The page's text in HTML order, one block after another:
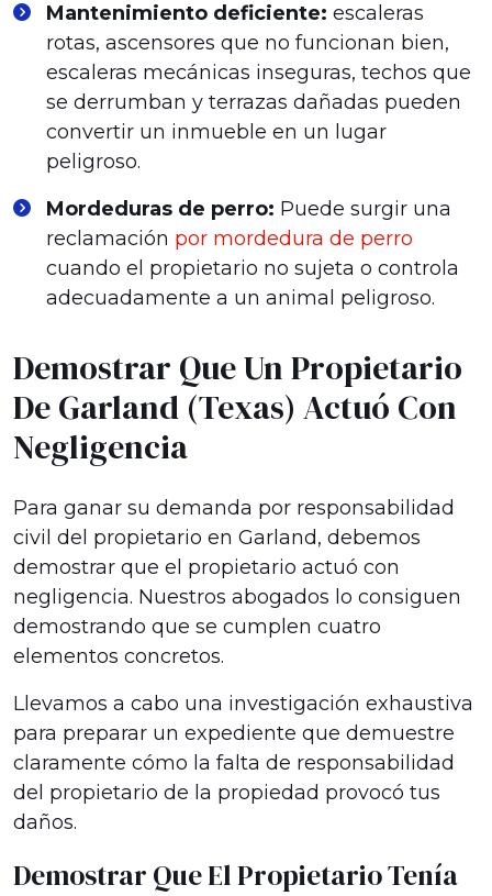
Mantenimiento deficiente: escaleras
rotas, ascensores que no funcionan bien,
escaleras mecánicas inseguras, techos que
se derrumban y terrazas dañadas pueden
convertir un inmueble en un lugar
peligroso.
Mordeduras de perro: Puede surgir una
reclamación por mordedura de perro
cuando el propietario no sujeta o controla
adecuadamente a un animal peligroso.
Demostrar Que Un Propietario
De Garland (Texas) Actuó Con
Negligencia
Para ganar su demanda por responsabilidad
civil del propietario en Garland, debemos
demostrar que el propietario actuó con
negligencia. Nuestros abogados lo consiguen
demostrando que se cumplen cuatro
elementos concretos.
Llevamos a cabo una investigación exhaustiva
para preparar un expediente que demuestre
claramente cómo la falta de responsabilidad
del propietario de la propiedad provocó tus
daños.
Demostrar Que El Propietario Tenía